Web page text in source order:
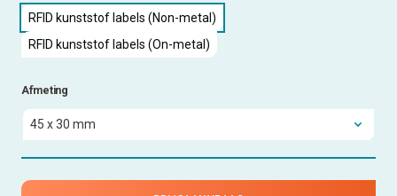
RFID kunststof labels (Non-metal)
RFID kunststof labels (On-metal)
Afmeting